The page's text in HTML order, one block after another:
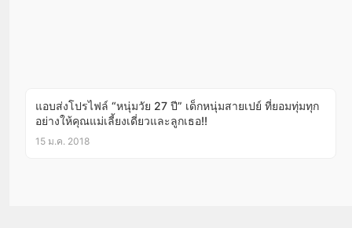
แอบส่งโปรไฟล์ “หนุ่มวัย 27 ปี” เด็กหนุ่มสายเปย์ ที่ยอมทุ่มทุก
อย่างให้คุณแม่เลี้ยงเดี่ยวและลูกเธอ!!
15 ม.ค. 2018